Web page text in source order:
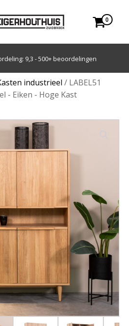
0
Achteraf betalen met Klarna
industrieel / LABEL51
- Eiken - Hoge Kast